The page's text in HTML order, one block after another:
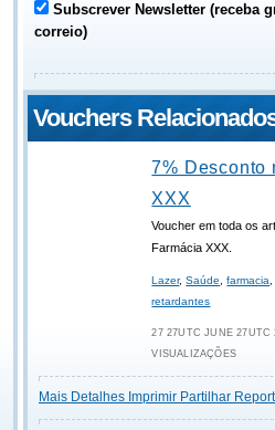
Subscrever Newsletter (receba
correio)
Vouchers
7% Desconto
XXX
Voucher em toda os
Farmácia XXX.
Lazer,Saúde ,farmacia
retardantes
27 27UTC JUNE 27UTC
VISUALIZAÇÕES
Mais Detalhes Imprimir Partilhar